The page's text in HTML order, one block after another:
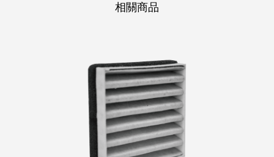
相關商品